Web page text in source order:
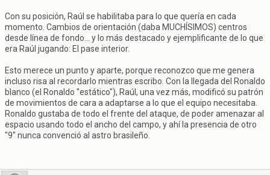
Con su posición, Raúl se habilitaba para lo que quería en cada
momento. Cambios de orientación (daba MUCHÍSIMOS) centros
desde línea de fondo... y lo más destacado y ejemplificante de lo que
era Raúl jugando: El pase interior.
Esto merece un punto y aparte, porque reconozco que me genera
incluso risa al recordarlo mientras escribo. Con la llegada del Ronaldo
blanco (el Ronaldo "estático"), Raúl, una vez más, modificó su patrón
de movimientos de cara a adaptarse a lo que el equipo necesitaba.
Ronaldo gustaba de todo el frente del ataque, de poder amenazar al
espacio usando todo el ancho del campo, y ahí la presencia de otro
"9" nunca convenció al astro brasileño.